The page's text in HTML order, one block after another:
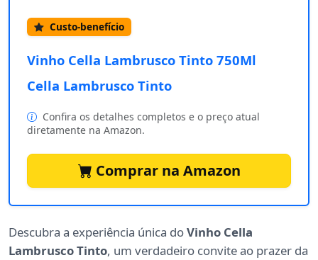
Custo-benefício
Vinho Cella Lambrusco Tinto 750Ml
Cella Lambrusco Tinto
Confira os detalhes completos e o preço atual
diretamente na Amazon.
Comprar na Amazon
Descubra a experiência única doVinho Cella
Lambrusco Tinto, um verdadeiro convite ao prazer da